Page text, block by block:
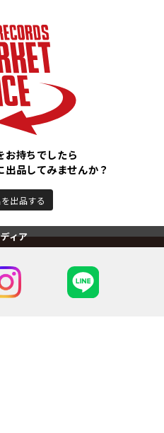
お持ちでしたら
品してみませんか？
出品する
ィア